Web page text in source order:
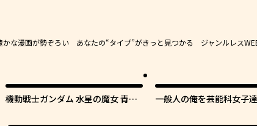
な漫画が勢ぞろい あなたの“タイプ”がきっと見つかる ジャンルレス
機動戦士ガンダム 水星の魔女 青春
一般人の俺を芸能科女子